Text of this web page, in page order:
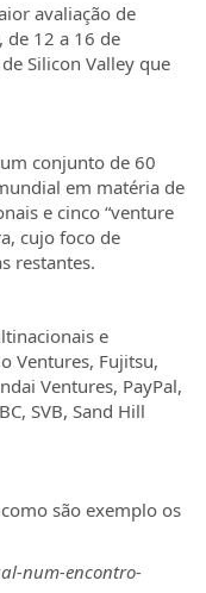
avaliação de
de 12 a 16 de
Silicon Valley que
conjunto de 60
em matéria de
e cinco “venture
cujo foco de
restantes.
e
Ventures, Fujitsu,
Ventures, PayPal,
SVB, Sand Hill
são exemplo os
num-encontro-